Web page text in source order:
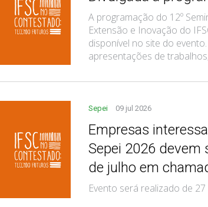
A programação do 12º
Extensão e Inovação do
disponível no site do
apresentações de
Sepei 09 jul 2026
Empresas
Sepei 2026 devem
de julho em
Evento será realizado de